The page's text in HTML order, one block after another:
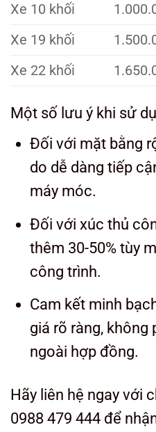
Xe 10 khối
Xe 19 khối
Xe 22 khối
Một số lưu ý khi sử
Đối với mặt bằng
do dễ dàng tiếp
máy móc.
Đối với xúc thủ
thêm 30-50% tùy
công trình.
Cam kết minh
giá rõ ràng, không
ngoài hợp đồng.
Hãy liên hệ ngay với
0988 479 444 để